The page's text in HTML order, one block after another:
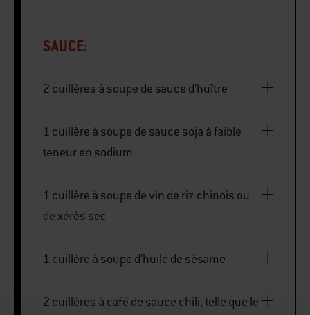
SAUCE:
2 cuillères à soupe de sauce d’huître
1 cuillère à soupe de sauce soja à faible
teneur en sodium
1 cuillère à soupe de vin de riz chinois ou
de xérès sec
1 cuillère à soupe d’huile de sésame
2 cuillères à café de sauce chili, telle que le